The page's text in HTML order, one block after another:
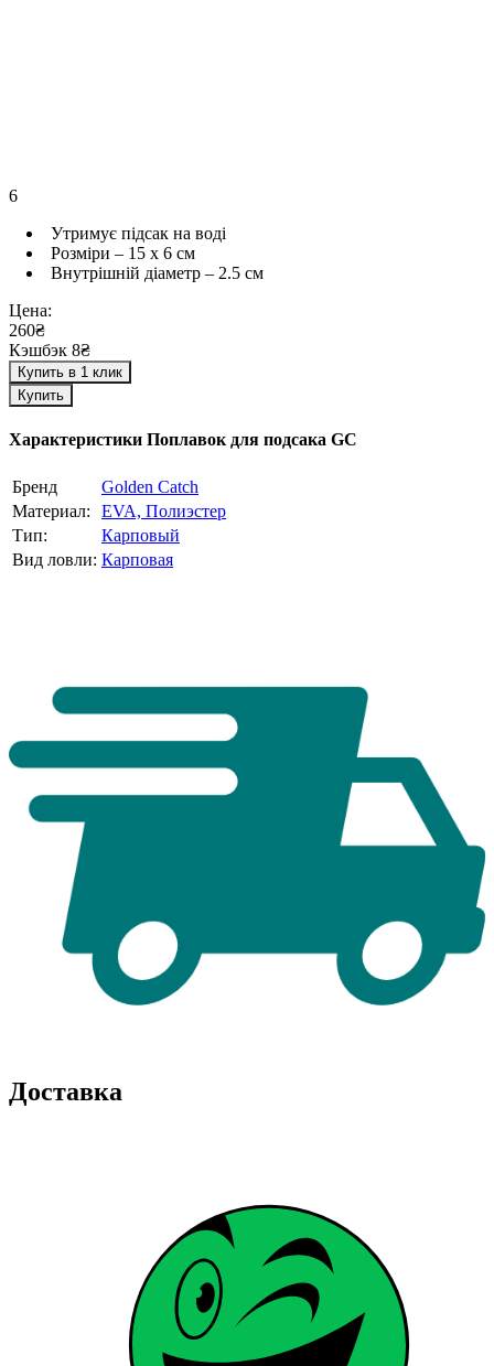
6
Утримує підсак на воді
Розміри – 15 х 6 см
Внутрішній діаметр – 2.5 см
Цена:
260₴
Кэшбэк 8₴
Купить в 1 клик
Купить
Характеристики Поплавок для подсака GC
Бренд
Golden Catch
Материал:
EVA, Полиэстер
Тип:
Карповый
Вид ловли: Карповая
Доставка